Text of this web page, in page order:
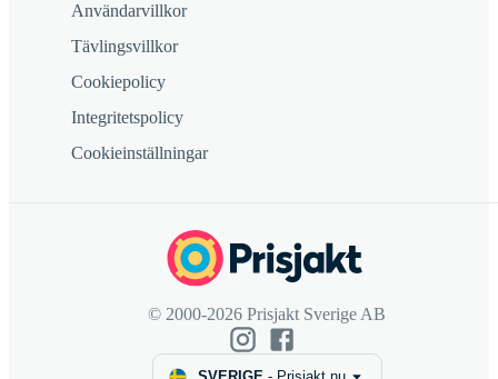
Användarvillkor
Tävlingsvillkor
Cookiepolicy
Integritetspolicy
Cookieinställningar
© 2000-2026 Prisjakt Sverige AB